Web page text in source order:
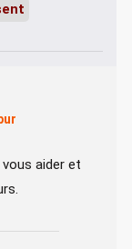
aider et